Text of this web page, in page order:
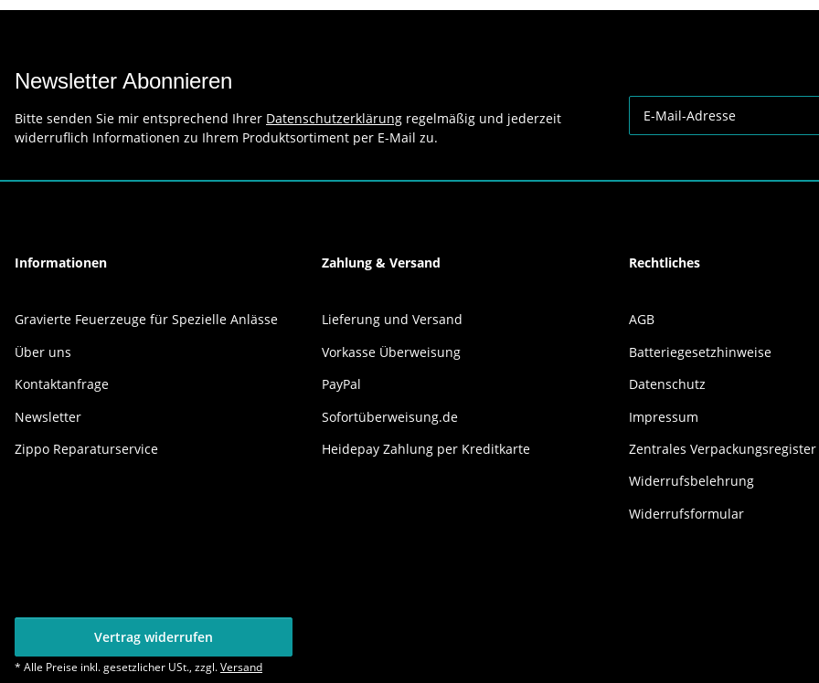
Newsletter Abonnieren
Bitte senden Sie mir entsprechend Ihrer Datenschutzerklärung regelmäßig und jederzeit
widerruflich Informationen zu Ihrem Produktsortiment per E-Mail zu.
Informationen
Gravierte Feuerzeuge für Spezielle Anlässe
Über uns
Kontaktanfrage
Newsletter
Zippo Reparaturservice
Zahlung & Versand
Lieferung und Versand
Vorkasse Überweisung
PayPal
Sofortüberweisung.de
Heidepay Zahlung per Kreditkarte
Rechtliches
AGB
Batteriegesetzhinweise
Datenschutz
Impressum
Zentrales Verpackungsregister
Widerrufsbelehrung
Widerrufsformular
Vertrag widerrufen
* Alle Preise inkl. gesetzlicher USt., zzgl.Versand